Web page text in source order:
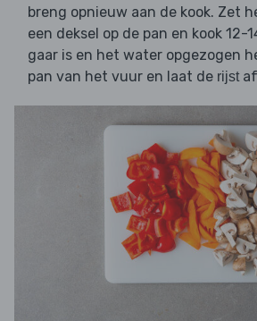
breng opnieuw aan de kook. Zet
een deksel op de pan en kook 12-
gaar is en het water opgezogen
pan van het vuur en laat de rijst